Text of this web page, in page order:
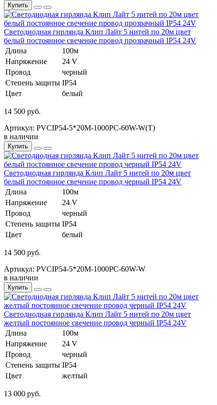
Купить
Светодиодная гирлянда Клип Лайт 5 нитей по 20м цвет
белый постоянное свечение провод прозрачный IP54 24V
Длина
100м
Напряжение
24 V
Провод
черный
Степень защиты IP54
Цвет
белый
14 500 руб.
Артикул: PVCIP54-5*20M-1000PC-60W-W(T)
в наличии
Купить
Светодиодная гирлянда Клип Лайт 5 нитей по 20м цвет
белый постоянное свечение провод черный IP54 24V
Длина
100м
Напряжение
24 V
Провод
черный
Степень защиты IP54
Цвет
белый
14 500 руб.
Артикул: PVCIP54-5*20M-1000PC-60W-W
в наличии
Купить
Светодиодная гирлянда Клип Лайт 5 нитей по 20м цвет
желтый постоянное свечение провод черный IP54 24V
Длина
100м
Напряжение
24 V
Провод
черный
Степень защиты IP54
Цвет
желтый
13 000 руб.